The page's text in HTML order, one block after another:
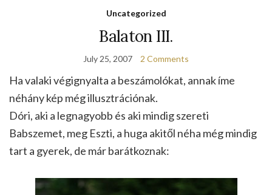
Uncategorized
Balaton III.
July 25, 2007 2 Comments
Ha valaki végignyalta a beszámolókat, annak íme
néhány kép még illusztrációnak.
Dóri, aki a legnagyobb és aki mindig szereti
Babszemet, meg Eszti, a huga akitől néha még mindig
tart a gyerek, de már barátkoznak: